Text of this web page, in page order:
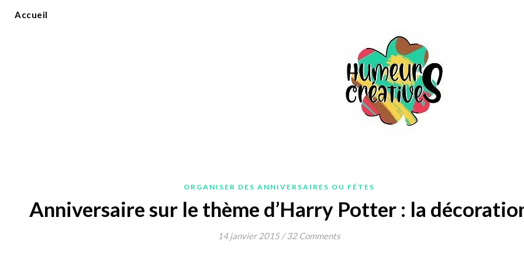
Accueil
ORGANISER DES ANNIVERSAIRES OU FÊTES
Anniversaire sur le thème d’Harry Potter : la
14 janvier 2015 / 32 Comments